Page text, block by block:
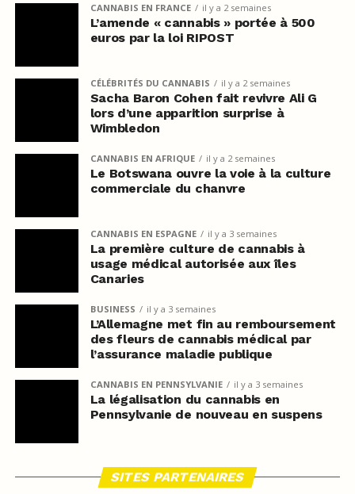
CANNABIS EN FRANCE il y a 2 semaines
L’amende « cannabis » portée à 500
euros par la loi RIPOST
CÉLÉBRITÉS DU CANNABIS il y a 2 semaines
Sacha Baron Cohen fait revivre Ali G
lors d’une apparition surprise à
Wimbledon
CANNABIS EN AFRIQUE il y a 2 semaines
Le Botswana ouvre la voie à la culture
commerciale du chanvre
CANNABIS EN ESPAGNE il y a 3 semaines
La première culture de cannabis à
usage médical autorisée aux îles
Canaries
BUSINESS il y a 3 semaines
L’Allemagne met fin au remboursement
des fleurs de cannabis médical par
l’assurance maladie publique
CANNABIS EN PENNSYLVANIE il y a 3 semaines
La légalisation du cannabis en
Pennsylvanie de nouveau en suspens
SITES PARTENAIRES